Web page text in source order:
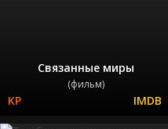
Связанные миры
(фильм)